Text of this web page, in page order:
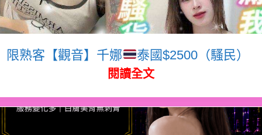
限熟客【觀音】千娜 泰國$2500（騷民）
閱讀全文